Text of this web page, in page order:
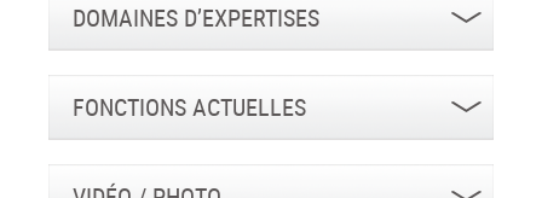
DOMAINES D’EXPERTISES
FONCTIONS ACTUELLES